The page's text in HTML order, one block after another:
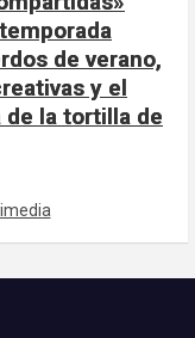
de verano,
y el
de la tortilla de